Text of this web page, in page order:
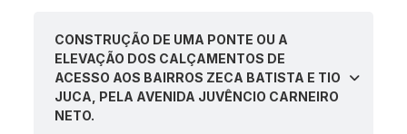
CONSTRUÇÃO DE UMA PONTE OU A
ELEVAÇÃO DOS CALÇAMENTOS DE
ACESSO AOS BAIRROS ZECA BATISTA E TIO
JUCA, PELA AVENIDA JUVÊNCIO CARNEIRO
NETO.